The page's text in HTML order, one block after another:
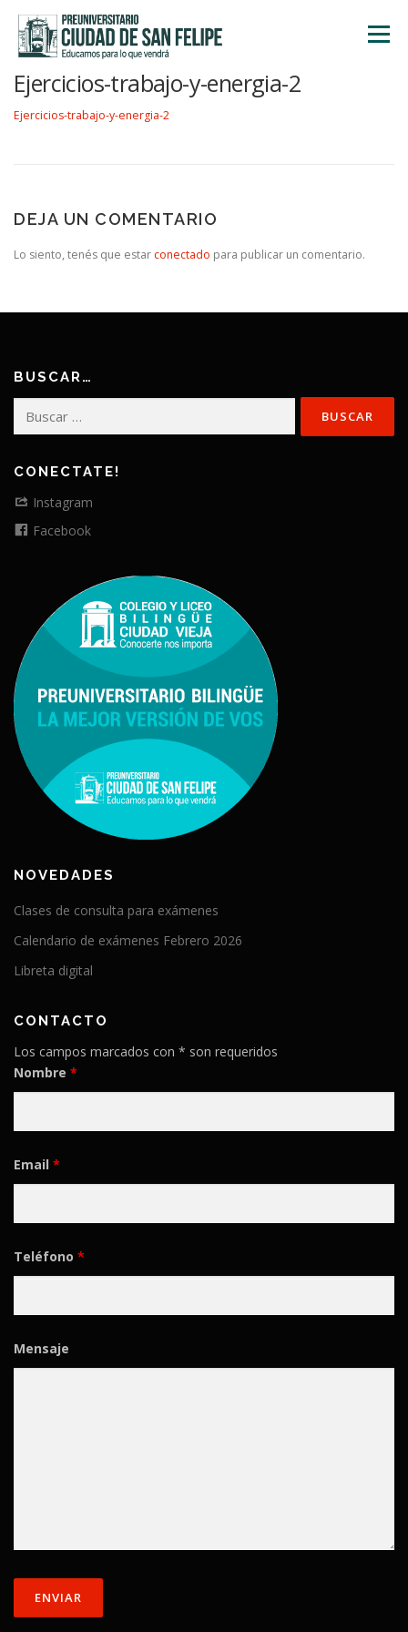
contenido
Menú
Ejercicios-trabajo-y-energia-2
Ejercicios-trabajo-y-energia-2
DEJA UN COMENTARIO
Lo siento, tenés que estar conectado para publicar un comentario.
BUSCAR…
CONECTATE!
Instagram
Facebook
NOVEDADES
Clases de consulta para exámenes
Calendario de exámenes Febrero 2026
Libreta digital
CONTACTO
Los campos marcados con * son requeridos
Nombre *
Email *
Teléfono *
Mensaje